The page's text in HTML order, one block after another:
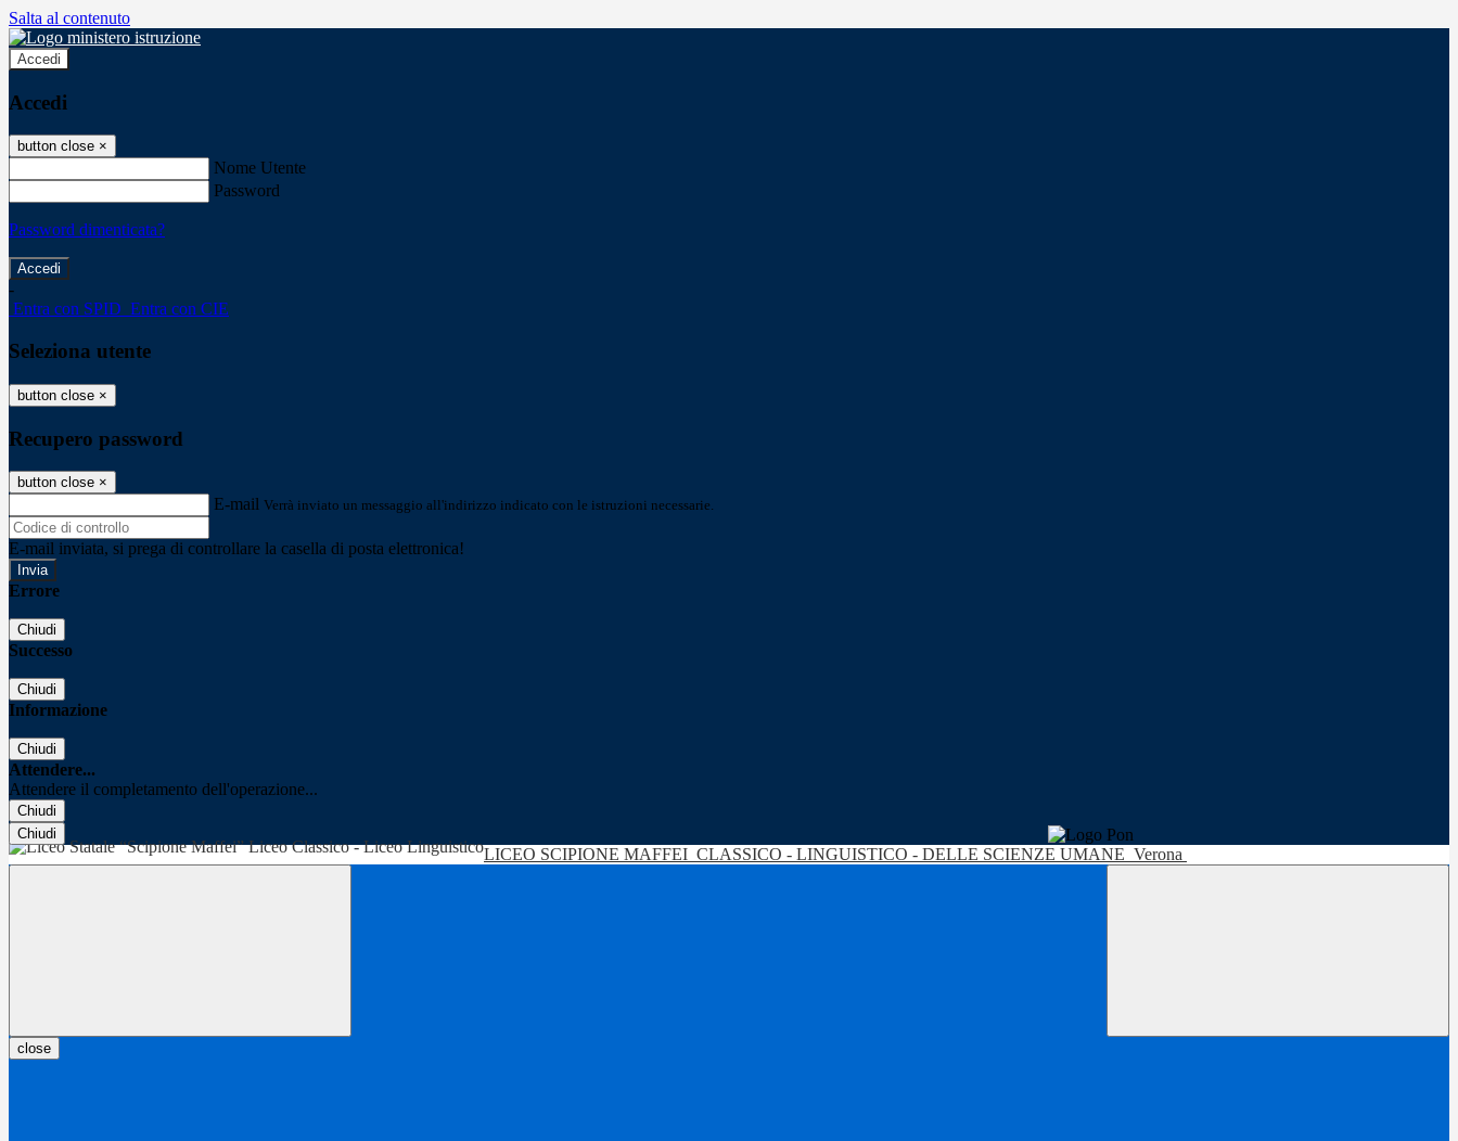
Salta al contenuto
Accedi
Accedi
button close ×
Nome Utente
Password
Password dimenticata?
-
Entra con SPID Entra con CIE
Seleziona utente
button close ×
Recupero password
button close ×
E-mail Verrà inviato un messaggio all'indirizzo indicato con le istruzioni necessarie.
E-mail inviata, si prega di controllare la casella di posta elettronica!
Errore
Chiudi
Successo
Chiudi
Informazione
Chiudi
Attendere...
Attendere il completamento dell'operazione...
Chiudi
Chiudi
LICEO SCIPIONE MAFFEI CLASSICO - LINGUISTICO - DELLE SCIENZE UMANE Verona
close